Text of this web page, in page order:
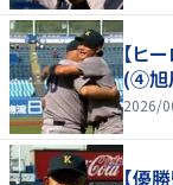
【ヒ
(④旭
2026/
【優